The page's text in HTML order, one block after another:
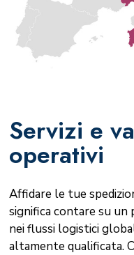
Servizi e
operativi
Affidare le tue
significa contare su un
nei flussi logistici
altamente qualificata.